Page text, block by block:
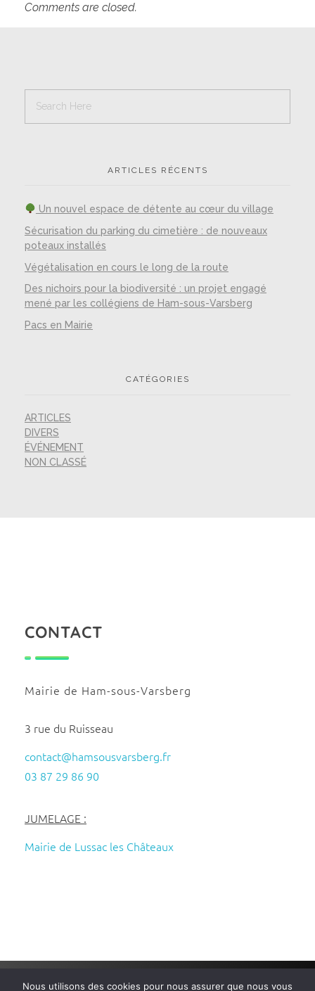
Comments are closed.
ARTICLES RÉCENTS
Un nouvel espace de détente au cœur du village
Sécurisation du parking du cimetière : de nouveaux
poteaux installés
Végétalisation en cours le long de la route
Des nichoirs pour la biodiversité : un projet engagé
mené par les collégiens de Ham-sous-Varsberg
Pacs en Mairie
CATÉGORIES
ARTICLES
DIVERS
ÉVÉNEMENT
NON CLASSÉ
CONTACT
Mairie de Ham-sous-Varsberg
3 rue du Ruisseau
contact@hamsousvarsberg.fr
03 87 29 86 90
JUMELAGE :
Mairie de Lussac les Châteaux
Nous utilisons des cookies pour nous assurer que nous vous